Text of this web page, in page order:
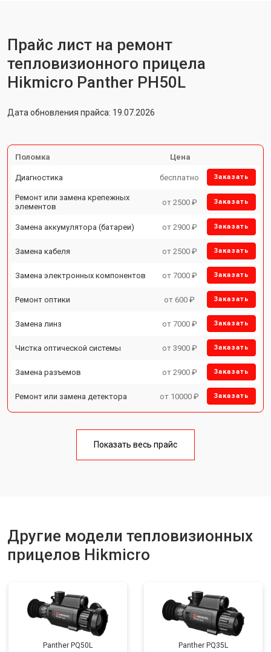
Прайс лист на ремонт
тепловизионного прицела
Hikmicro Panther PH50L
Дата обновления прайса: 19.07.2026
Поломка Цена
Диагностика бесплатно Заказать
Ремонт или замена крепежных
элементов
от 2500 ₽ Заказать
Замена аккумулятора (батареи) от 2900 ₽ Заказать
Замена кабеля от 2500 ₽ Заказать
Замена электронных компонентов от 7000 ₽ Заказать
Ремонт оптики от 600 ₽ Заказать
Замена линз от 7000 ₽ Заказать
Чистка оптической системы от 3900 ₽ Заказать
Замена разъемов от 2900 ₽ Заказать
Ремонт или замена детектора от 10000 ₽ Заказать
Показать весь прайс
Другие модели тепловизионных
прицелов Hikmicro
Panther PQ50L Panther PQ35L